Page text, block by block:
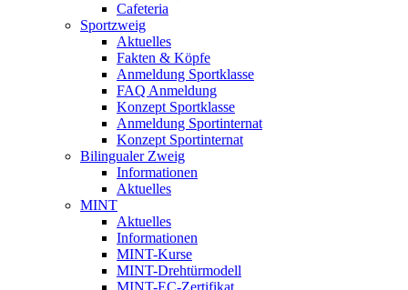
Cafeteria
Sportzweig
Aktuelles
Fakten & Köpfe
Anmeldung Sportklasse
FAQ Anmeldung
Konzept Sportklasse
Anmeldung Sportinternat
Konzept Sportinternat
Bilingualer Zweig
Informationen
Aktuelles
MINT
Aktuelles
Informationen
MINT-Kurse
MINT-Drehtürmodell
MINT-EC-Zertifikat